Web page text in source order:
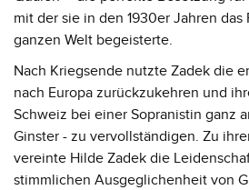
mit der sie in den 1930er Jahren
ganzen Welt begeisterte.
Nach Kriegsende nutzte Zadek die
nach Europa zurückzukehren und
Schweiz bei einer Sopranistin ganz
Ginster - zu vervollständigen. Zu
vereinte Hilde Zadek die
stimmlichen Ausgeglichenheit von